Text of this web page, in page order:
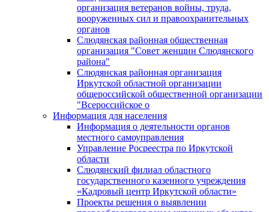
организация ветеранов войны, труда,
вооруженных сил и правоохранительных
органов
Слюдянская районная общественная
организация "Совет женщин Слюдянского
района"
Слюдянская районная организация
Иркутской областной организации
общероссийской общественной организации
"Всероссийское о
Информация для населения
Информация о деятельности органов
местного самоуправления
Управление Росреестра по Иркутской
области
Слюдянский филиал областного
государственного казенного учреждения
«Кадровый центр Иркутской области»
Проекты решения о выявлении